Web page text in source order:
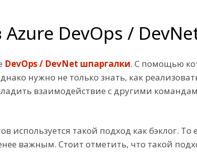
Azure DevOps /
DevOps / DevNet шпаргалки. С помощью
нужно не только знать, как
взаимодействие с другими
такой подход как бэклог. То
важным. Стоит отметить, что такой